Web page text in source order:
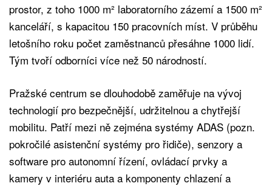
prostor, z toho 1000 m² laboratorního zázemí a 1500 m²
kanceláří, s kapacitou 150 pracovních míst. V průběhu
letošního roku počet zaměstnanců přesáhne 1000 lidí.
Tým tvoří odborníci více než 50 národností.
Pražské centrum se dlouhodobě zaměřuje na vývoj
technologií pro bezpečnější, udržitelnou a chytřejší
mobilitu. Patří mezi ně zejména systémy ADAS (pozn.
pokročilé asistenční systémy pro řidiče), senzory a
software pro autonomní řízení, ovládací prvky a
kamery v interiéru auta a komponenty chlazení a